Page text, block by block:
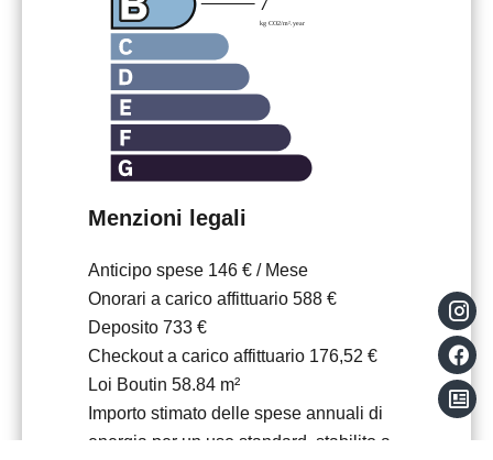
Menzioni legali
Anticipo spese 146 € / Mese
Onorari a carico affittuario 588 €
Deposito 733 €
Checkout a carico affittuario 176,52 €
Loi Boutin 58.84 m²
Importo stimato delle spese annuali di
energia per un uso standard, stabilito a